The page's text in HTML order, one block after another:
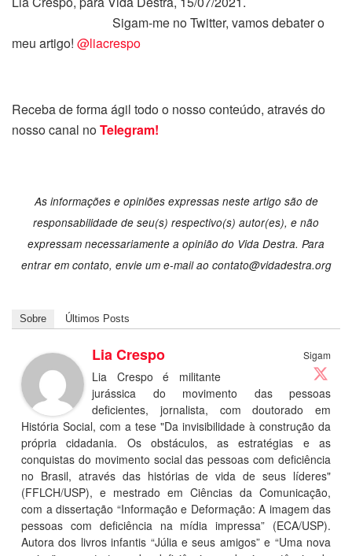
Sigam-me no Twitter, vamos debater o
meu artigo! @liacrespo
Receba de forma ágil todo o nosso conteúdo, através do
nosso canal noTelegram!
As informações e opiniões expressas neste artigo são de
responsabilidade de seu(s) respectivo(s) autor(es), e não
expressam necessariamente a opinião do Vida Destra. Para
entrar em contato, envie um e-mail ao contato@vidadestra.org
Sobre Últimos Posts
Sigam
Lia Crespo
Lia Crespo é militante
jurássica do movimento das pessoas
deficientes, jornalista, com doutorado em
História Social, com a tese "Da invisibilidade à construção da
própria cidadania. Os obstáculos, as estratégias e as
conquistas do movimento social das pessoas com deficiência
no Brasil, através das histórias de vida de seus líderes"
(FFLCH/USP), e mestrado em Ciências da Comunicação,
com a dissertação “Informação e Deformação: A imagem das
pessoas com deficiência na mídia impressa” (ECA/USP).
Autora dos livros infantis “Júlia e seus amigos” e “Uma nova